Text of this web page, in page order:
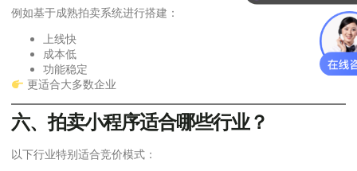
例如基于成熟拍卖系统进行搭建：
上线快
成本低
功能稳定
更适合大多数企业
六、拍卖小程序适合哪些行业？
以下行业特别适合竞价模式：